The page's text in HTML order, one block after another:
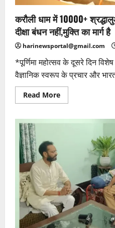
करौली धाम में 10000+
दीक्षा बंधन नहीं,मुक्ति का मार्ग है
harinewsportal@gmail.com
*पूर्णिमा महोत्सव के दूसरे दिन
वैज्ञानिक स्वरूप के प्रचार और
Read MoreRead
more
दीक्षा,
गुरुजी
बोले-
दीक्षा
बंधन
नहीं,मुक्ति
का
मार्ग
है